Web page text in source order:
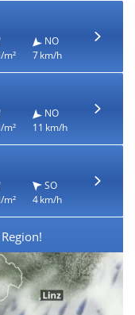
m²
NO
7 km/h
m²
NO
11 km/h
m²
SO
4 km/h